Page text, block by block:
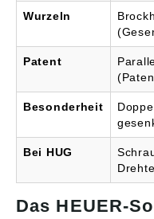
Wurzeln
Patent
Besonderheit
Bei HUG
Das HEUER-